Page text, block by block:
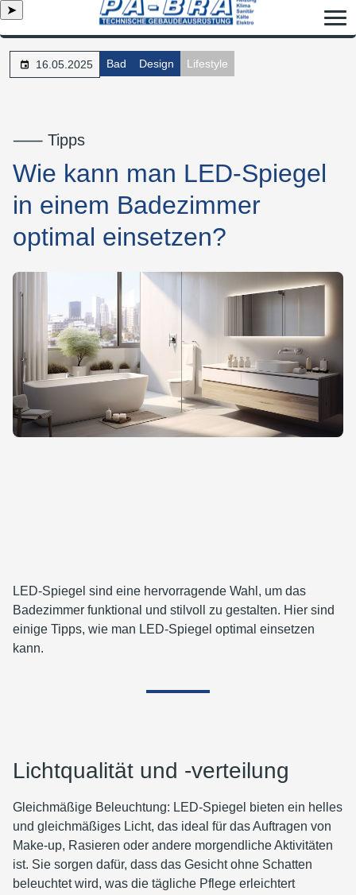
➤
16.05.2025 Bad Design Lifestyle
⸺ Tipps
Wie kann man LED-Spiegel
in einem Badezimmer
optimal einsetzen?
LED-Spiegel sind eine hervorragende Wahl, um das
Badezimmer funktional und stilvoll zu gestalten. Hier sind
einige Tipps, wie man LED-Spiegel optimal einsetzen
kann.
Lichtqualität und -verteilung
Gleichmäßige Beleuchtung: LED-Spiegel bieten ein helles
und gleichmäßiges Licht, das ideal für das Auftragen von
Make-up, Rasieren oder andere morgendliche Aktivitäten
ist. Sie sorgen dafür, dass das Gesicht ohne Schatten
beleuchtet wird, was die tägliche Pflege erleichtert